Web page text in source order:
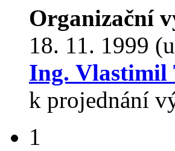
Organizační
18. 11. 1999
Ing. Vlastimil
k projednání
1